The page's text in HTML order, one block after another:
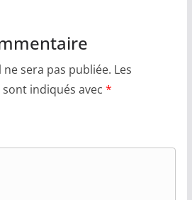
sera pas publiée. Les
indiqués avec *